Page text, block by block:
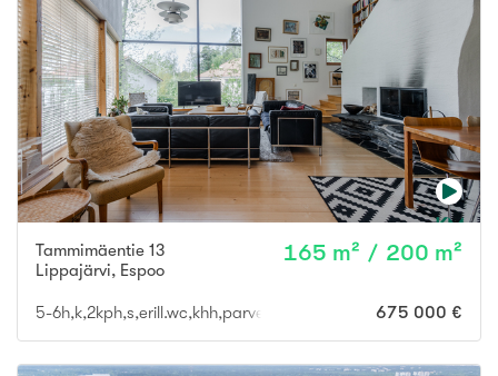
Tammimäentie 13
Lippajärvi, Espoo
165 m² / 200 m²
5-6h,k,2kph,s,erill.wc,khh,parveke,terassi+varasto 35m2
675 000 €